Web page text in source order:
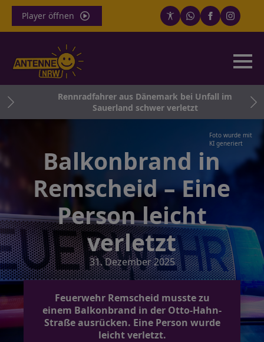
Player öffnen
Rennradfahrer aus Dänemark bei Unfall im
Sauerland schwer verletzt
Foto wurde mit
KI generiert
Balkonbrand in
Remscheid – Eine
Person leicht
verletzt
31. Dezember 2025
Feuerwehr Remscheid musste zu
einem Balkonbrand in der Otto-Hahn-
Straße ausrücken. Eine Person wurde
leicht verletzt.